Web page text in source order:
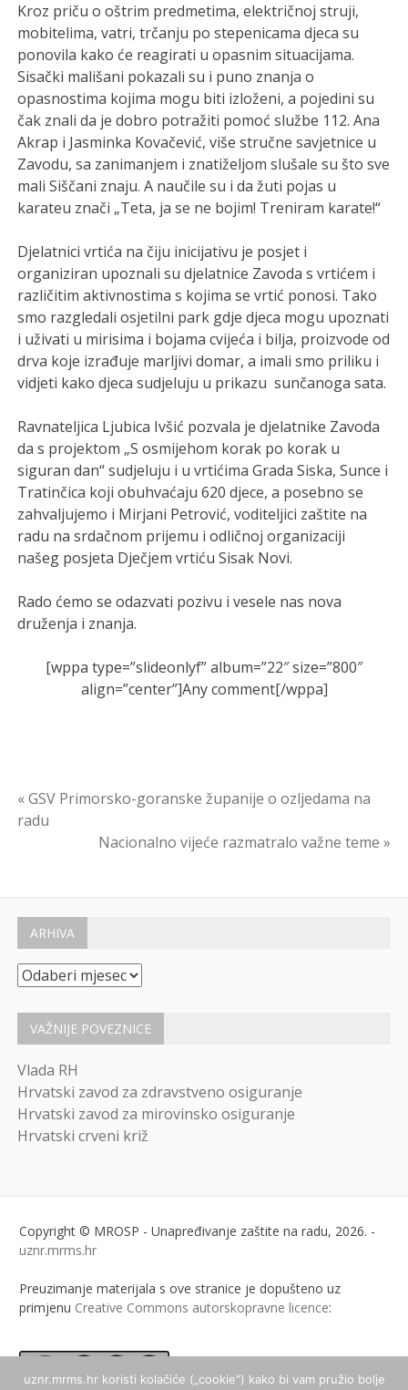
Kroz priču o oštrim predmetima, električnoj struji,
mobitelima, vatri, trčanju po stepenicama djeca su
ponovila kako će reagirati u opasnim situacijama.
Sisački mališani pokazali su i puno znanja o
opasnostima kojima mogu biti izloženi, a pojedini su
čak znali da je dobro potražiti pomoć službe 112. Ana
Akrap i Jasminka Kovačević, više stručne savjetnice u
Zavodu, sa zanimanjem i znatiželjom slušale su što sve
mali Siščani znaju. A naučile su i da žuti pojas u
karateu znači „Teta, ja se ne bojim! Treniram karate!“
Djelatnici vrtića na čiju inicijativu je posjet i
organiziran upoznali su djelatnice Zavoda s vrtićem i
različitim aktivnostima s kojima se vrtić ponosi. Tako
smo razgledali osjetilni park gdje djeca mogu upoznati
i uživati u mirisima i bojama cvijeća i bilja, proizvode od
drva koje izrađuje marljivi domar, a imali smo priliku i
vidjeti kako djeca sudjeluju u prikazu sunčanoga sata.
Ravnateljica Ljubica Ivšić pozvala je djelatnike Zavoda
da s projektom „S osmijehom korak po korak u
siguran dan“ sudjeluju i u vrtićima Grada Siska, Sunce i
Tratinčica koji obuhvaćaju 620 djece, a posebno se
zahvaljujemo i Mirjani Petrović, voditeljici zaštite na
radu na srdačnom prijemu i odličnoj organizaciji
našeg posjeta Dječjem vrtiću Sisak Novi.
Rado ćemo se odazvati pozivu i vesele nas nova
druženja i znanja.
[wppa type=”slideonlyf” album=”22″ size=”800″
align=”center”]Any comment[/wppa]
Navigacija
objava
« GSV Primorsko-goranske županije o ozljedama na
radu
Nacionalno vijeće razmatralo važne teme »
ARHIVA
Arhiva
VAŽNIJE POVEZNICE
Vlada RH
Hrvatski zavod za zdravstveno osiguranje
Hrvatski zavod za mirovinsko osiguranje
Hrvatski crveni križ
Copyright © MROSP - Unapređivanje zaštite na radu, 2026. -
uznr.mrms.hr
Preuzimanje materijala s ove stranice je dopušteno uz
primjenu Creative Commons autorskopravne licence:
uznr.mrms.hr koristi kolačiće („cookie“) kako bi vam pružio bolje